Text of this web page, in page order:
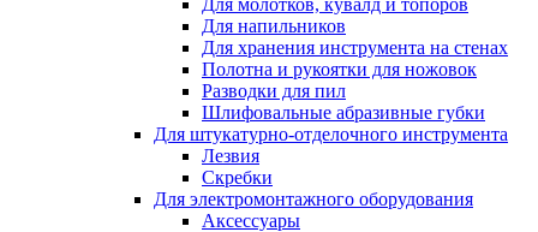
Для молотков, кувалд и топоров
Для напильников
Для хранения инструмента на стенах
Полотна и рукоятки для ножовок
Разводки для пил
Шлифовальные абразивные губки
Для штукатурно-отделочного инструмента
Лезвия
Скребки
Для электромонтажного оборудования
Аксессуары